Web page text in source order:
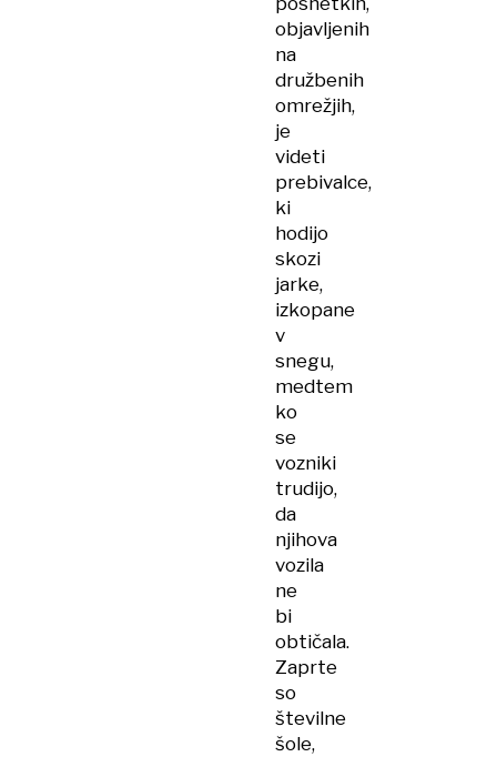
objavljenih
na
družbenih
omrežjih,
je
videti
prebivalce,
ki
hodijo
skozi
jarke,
izkopane
v
snegu,
medtem
ko
se
vozniki
trudijo,
da
njihova
vozila
ne
bi
obtičala.
Zaprte
so
številne
šole,